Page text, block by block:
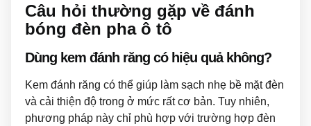
Câu hỏi thường gặp về đánh
bóng đèn pha ô tô
Dùng kem đánh răng có hiệu quả không?
Kem đánh răng có thể giúp làm sạch nhẹ bề mặt đèn
và cải thiện độ trong ở mức rất cơ bản. Tuy nhiên,
phương pháp này chỉ phù hợp với trường hợp đèn